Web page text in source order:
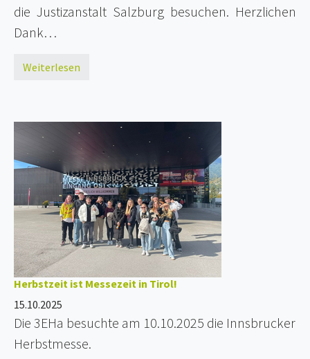
die Justizanstalt Salzburg besuchen. Herzlichen
Dank…
Weiterlesen
Herbstzeit ist Messezeit in Tirol!
15.10.2025
Die 3EHa besuchte am 10.10.2025 die Innsbrucker
Herbstmesse.